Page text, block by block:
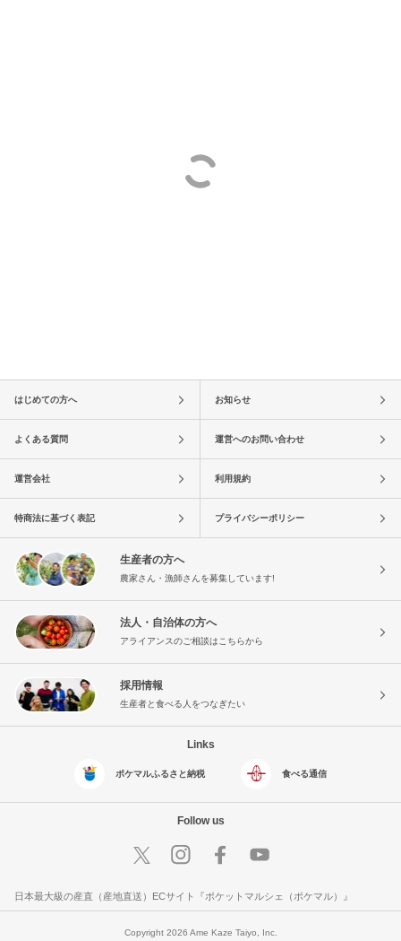
はじめての方へ お知らせ
よくある質問 運営へのお問い合わせ
運営会社 利用規約
特商法に基づく表記 プライバシーポリシー
生産者の方へ
農家さん・漁師さんを募集しています!
法人・自治体の方へ
アライアンスのご相談はこちらから
採用情報
生産者と食べる人をつなぎたい
Links
ポケマルふるさと納税 食べる通信
Follow us
日本最大級の産直（産地直送）ECサイト『ポケットマルシェ（ポケマル）』
Copyright 2026 Ame Kaze Taiyo, Inc.